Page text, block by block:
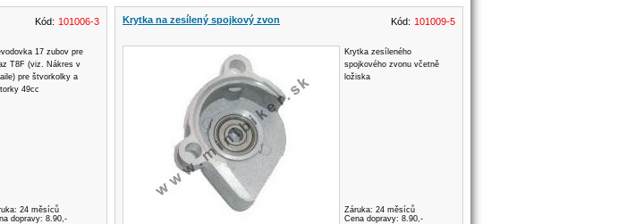
Kód: 101006-3
17 zubov pre
T8F (viz. Nákres v
pre štvorkolky a
49cc
24 měsíců
dopravy: 8.90,-
Krytka na zesílený spojkový zvon Kód: 101009-5
Krytka zesíleného
spojkového zvonu včetně
ložiska
Záruka: 24 měsíců
Cena dopravy: 8.90,-